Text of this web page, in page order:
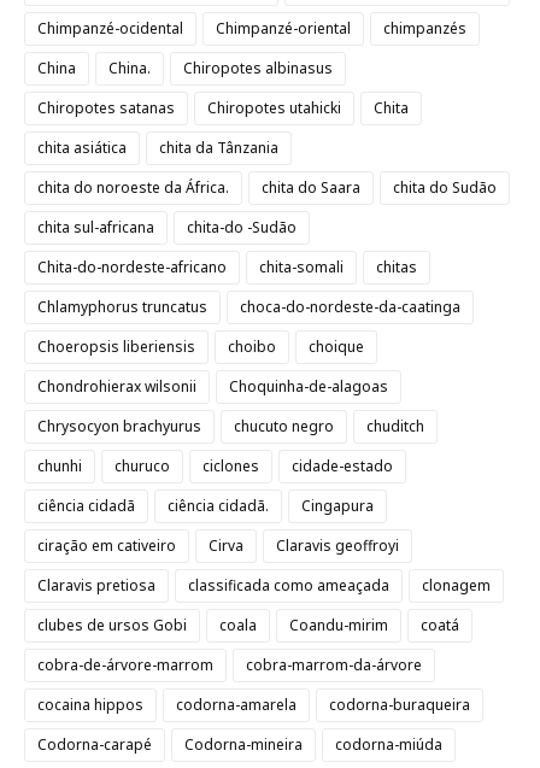
Chimpanzé-ocidental
Chimpanzé-oriental
chimpanzés
China
China.
Chiropotes albinasus
Chiropotes satanas
Chiropotes utahicki
Chita
chita asiática
chita da Tânzania
chita do noroeste da África.
chita do Saara
chita do Sudão
chita sul-africana
chita-do -Sudão
Chita-do-nordeste-africano
chita-somali
chitas
Chlamyphorus truncatus
choca-do-nordeste-da-caatinga
Choeropsis liberiensis
choibo
choique
Chondrohierax wilsonii
Choquinha-de-alagoas
Chrysocyon brachyurus
chucuto negro
chuditch
chunhi
churuco ciclones
cidade-estado
ciência cidadã
ciência cidadã.
Cingapura
ciração em cativeiro
Cirva
Claravis geoffroyi
Claravis pretiosa
classificada como ameaçada
clonagem
clubes de ursos Gobi
coala Coandu-mirim
coatá
cobra-de-árvore-marrom
cobra-marrom-da-árvore
cocaina hippos
codorna-amarela
codorna-buraqueira
Codorna-carapé
Codorna-mineira
codorna-miúda